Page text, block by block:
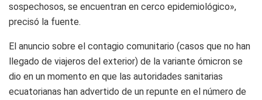
sospechosos, se encuentran en cerco epidemiológico»,
precisó la fuente.
El anuncio sobre el contagio comunitario (casos que no han
llegado de viajeros del exterior) de la variante ómicron se
dio en un momento en que las autoridades sanitarias
ecuatorianas han advertido de un repunte en el número de